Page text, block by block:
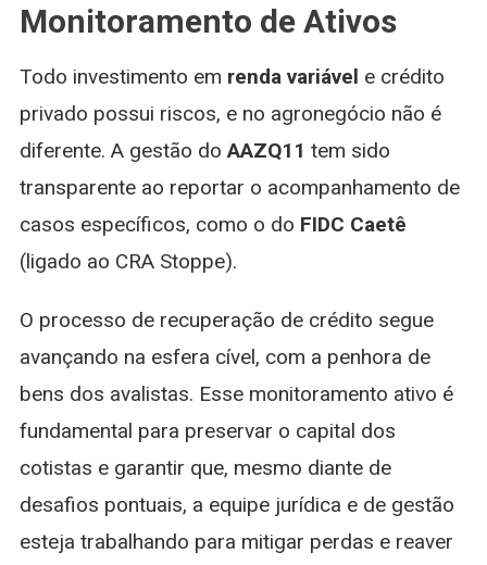
Monitoramento de Ativos
Todo investimento em renda variável e crédito
privado possui riscos, e no agronegócio não é
diferente. A gestão doAAZQ11 tem sido
transparente ao reportar o acompanhamento de
casos específicos, como o do FIDC Caetê
(ligado ao CRA Stoppe).
O processo de recuperação de crédito segue
avançando na esfera cível, com a penhora de
bens dos avalistas. Esse monitoramento ativo é
fundamental para preservar o capital dos
cotistas e garantir que, mesmo diante de
desafios pontuais, a equipe jurídica e de gestão
esteja trabalhando para mitigar perdas e reaver